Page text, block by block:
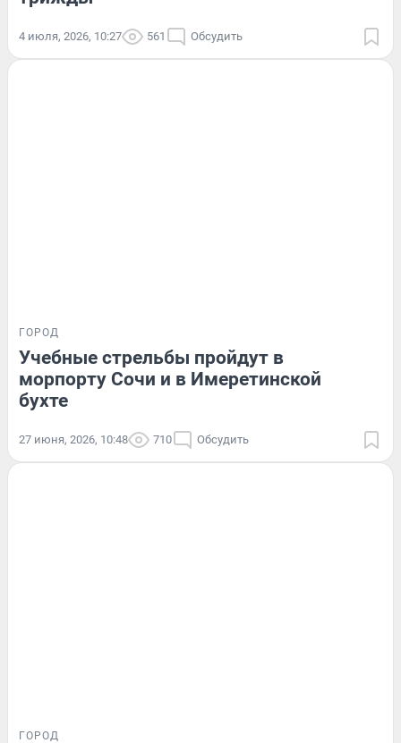
4 июля, 2026, 10:27 561 Обсудить
ГОРОД
Учебные стрельбы пройдут в
морпорту Сочи и в Имеретинской
бухте
27 июня, 2026, 10:48 710 Обсудить
ГОРОД